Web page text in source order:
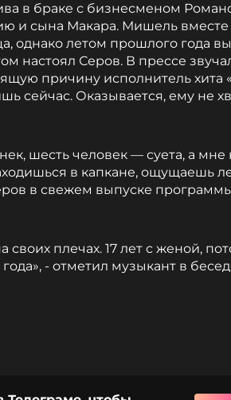
в браке с бизнесменом
и сына Макара. Мишель вместе
однако летом прошлого года
настоял Серов. В прессе
причину исполнитель хита
сейчас. Оказывается, ему не
шесть человек — суета, а
в капкане, ощущаешь
в свежем выпуске
своих плечах. 17 лет с женой,
- отметил музыкант в